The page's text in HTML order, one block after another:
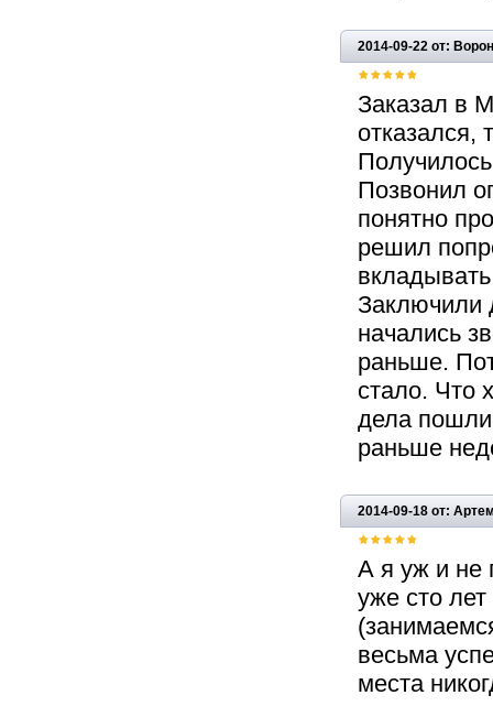
2014-09-22 от:
Заказал в
отказался,
Позвонил
понятно
решил
Заключили
начались
раньше.
стало. Что
дела пошли
раньше
2014-09-18 от:
А я уж и не
уже сто
весьма
места